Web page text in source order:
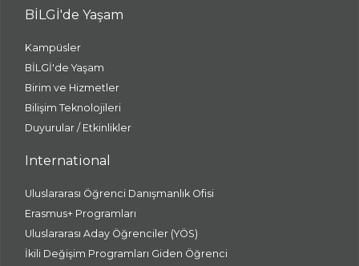
BİLGİ'de Yaşam
Kampüsler
BİLGİ'de Yaşam
Birim ve Hizmetler
Bilişim Teknolojileri
Duyurular / Etkinlikler
International
Uluslararası Öğrenci Danışmanlık Ofisi
Erasmus+ Programları
Uluslararası Aday Öğrenciler (YÖS)
İkili Değişim Programları Giden Öğrenci